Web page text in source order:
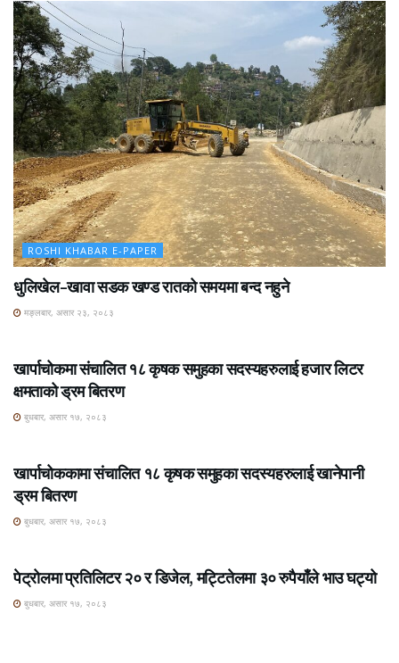
ROSHI KHABAR E-PAPER
धुलिखेल–खावा सडक खण्ड रातको समयमा बन्द नहुने
मङ्लबार, असार २३, २०८३
खार्पाचोकमा संचालित १८ कृषक समुहका सदस्यहरुलाई हजार लिटर
क्षमताको ड्रम बितरण
बुधबार, असार १७, २०८३
खार्पाचोककामा संचालित १८ कृषक समुहका सदस्यहरुलाई खानेपानी
ड्रम बितरण
बुधबार, असार १७, २०८३
पेट्रोलमा प्रतिलिटर २० र डिजेल, मट्टितेलमा ३० रुपैयाँले भाउ घट्यो
बुधबार, असार १७, २०८३